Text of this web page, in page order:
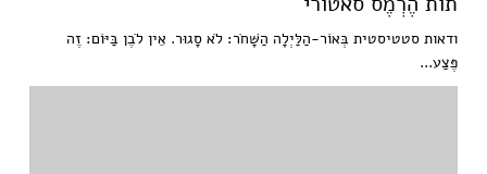
ודאות סטטיסטית בְּאוֹר-הַלַּיְלָה הַשָּׁחֹר: לֹא סָגוּר. אֵין לֹבֶן בַּיּוֹם: זֶה
פֶּצַע...